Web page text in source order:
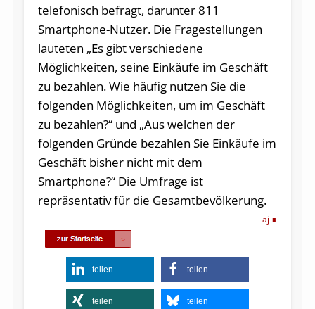
telefonisch befragt, darunter 811
Smartphone-Nutzer. Die Fragestellungen
lauteten „Es gibt verschiedene
Möglichkeiten, seine Einkäufe im Geschäft
zu bezahlen. Wie häufig nutzen Sie die
folgenden Möglichkeiten, um im Geschäft
zu bezahlen?“ und „Aus welchen der
folgenden Gründe bezahlen Sie Einkäufe im
Geschäft bisher nicht mit dem
Smartphone?“ Die Umfrage ist
repräsentativ für die Gesamtbevölkerung.
aj
teilen teilen
teilen teilen